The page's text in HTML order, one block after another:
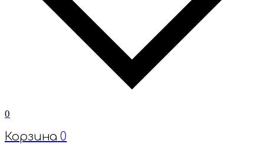
0
Корзина 0